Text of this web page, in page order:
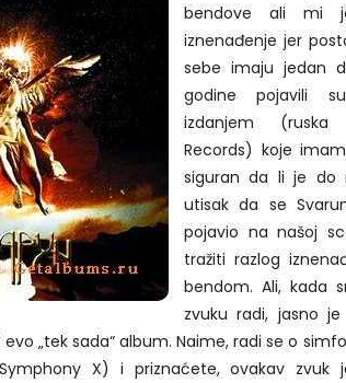
bendove ali mi
iznenađenje jer
sebe imaju jedan
godine pojavili
izdanjem (ruska
Records) koje
siguran da li je do
utisak da se
pojavio na našoj
tražiti razlog
bendom. Ali, kada
zvuku radi, jasno
„tek sada“ album. Naime, radi se o
X) i priznaćete, ovakav zvuk